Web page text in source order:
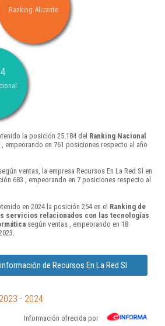
Ranking Alicante
la posición 25.184 del Ranking Nacional
empeorando en 761 posiciones respecto al año
ventas, la empresa Recursos En La Red Sl en
683 , empeorando en 7 posiciones respecto al
en 2024 la posición 254 en el Ranking de
servicios relacionados con las tecnologías
según ventas , empeorando en 18
de Recursos En La Red Sl
- 2024
Información ofrecida por